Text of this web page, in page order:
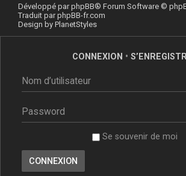
Développé parphpBB® Forum Software ©
Traduit parphpBB-fr.com
Design by PlanetStyles
CONNEXION •
Se souvenir de moi